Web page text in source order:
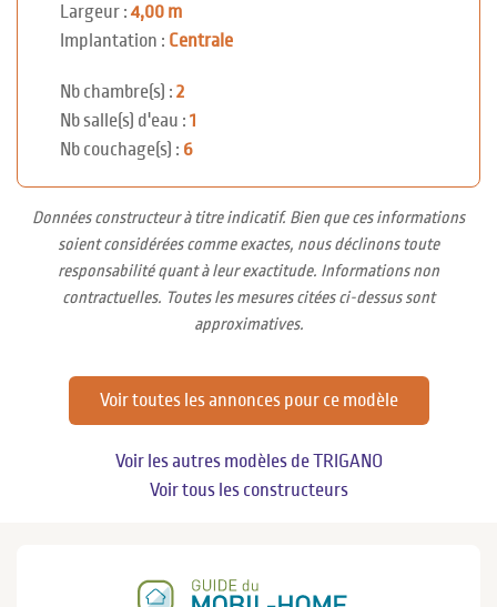
Largeur : 4,00 m
Implantation : Centrale
Nb chambre(s) : 2
Nb salle(s) d'eau : 1
Nb couchage(s) : 6
Données constructeur à titre indicatif. Bien que ces informations
soient considérées comme exactes, nous déclinons toute
responsabilité quant à leur exactitude. Informations non
contractuelles. Toutes les mesures citées ci-dessus sont
approximatives.
Voir toutes les annonces pour ce modèle
Voir les autres modèles de TRIGANO
Voir tous les constructeurs